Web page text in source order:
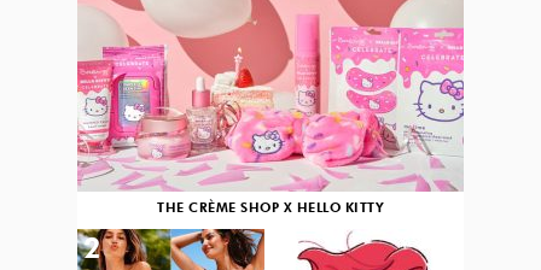
THE CRÈME SHOP X HELLO KITTY
2 3